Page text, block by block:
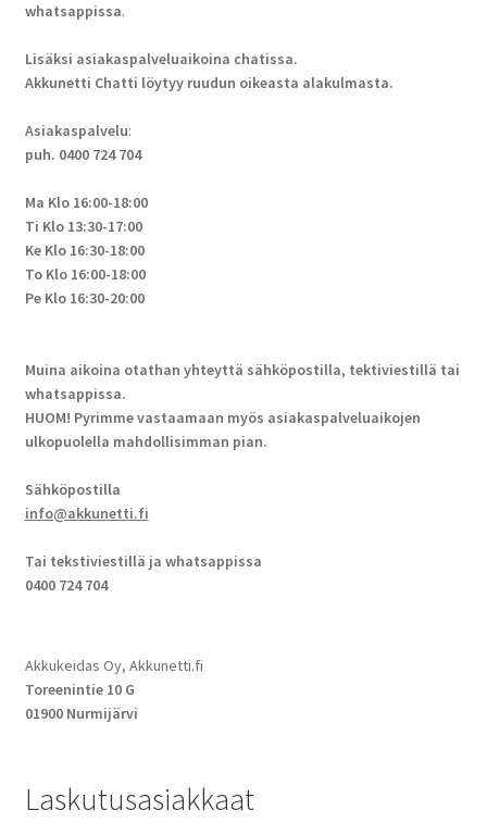
whatsappissa.
Lisäksi asiakaspalveluaikoina chatissa.
Akkunetti Chatti löytyy ruudun oikeasta alakulmasta.
Asiakaspalvelu:
puh. 0400 724 704
Ma Klo 16:00-18:00
Ti Klo 13:30-17:00
Ke Klo 16:30-18:00
To Klo 16:00-18:00
Pe Klo 16:30-20:00
Muina aikoina otathan yhteyttä sähköpostilla, tektiviestillä tai
whatsappissa.
HUOM! Pyrimme vastaamaan myös asiakaspalveluaikojen
ulkopuolella mahdollisimman pian.
Sähköpostilla
info@akkunetti.fi
Tai tekstiviestillä ja whatsappissa
0400 724 704
Akkukeidas Oy, Akkunetti.fi
Toreenintie 10 G
01900 Nurmijärvi
Laskutusasiakkaat